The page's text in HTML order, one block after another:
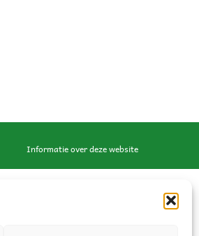
Informatie over deze website